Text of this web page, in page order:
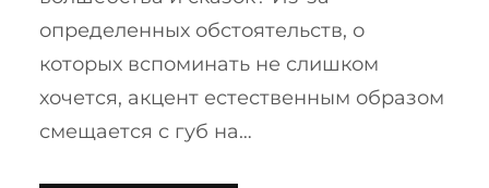
определенных обстоятельств, о
которых вспоминать не слишком
хочется, акцент естественным образом
смещается с губ на…